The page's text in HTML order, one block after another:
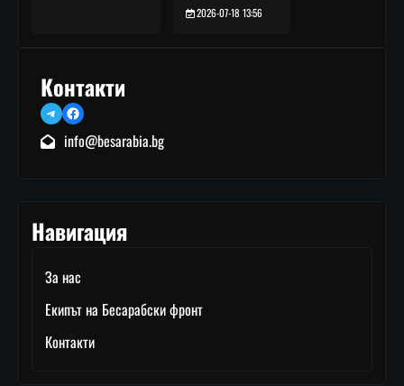
2026-07-18 13:56
Контакти
TelegramFacebook
info@besarabia.bg
Навигация
За нас
Екипът на Бесарабски фронт
Контакти